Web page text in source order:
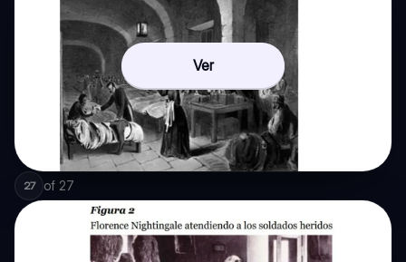
Ver
27 of 27